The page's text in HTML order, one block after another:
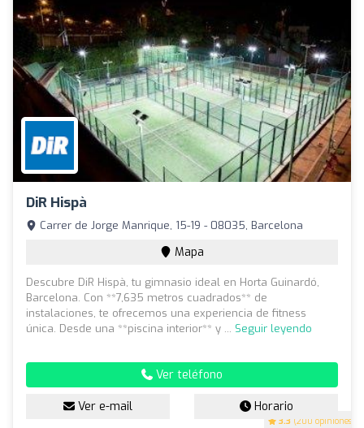
DiR Hispà
3.3 (200 opiniones)
Carrer de Jorge Manrique, 15-19 - 08035, Barcelona
Mapa
Descubre DiR Hispà, tu gimnasio ideal en Horta Guinardó,
Barcelona. Con **7,635 metros cuadrados** de
instalaciones, te ofrecemos una experiencia de fitness
única. Desde una **piscina interior** y ... Seguir leyendo
Ver teléfono
Ver e-mail Horario